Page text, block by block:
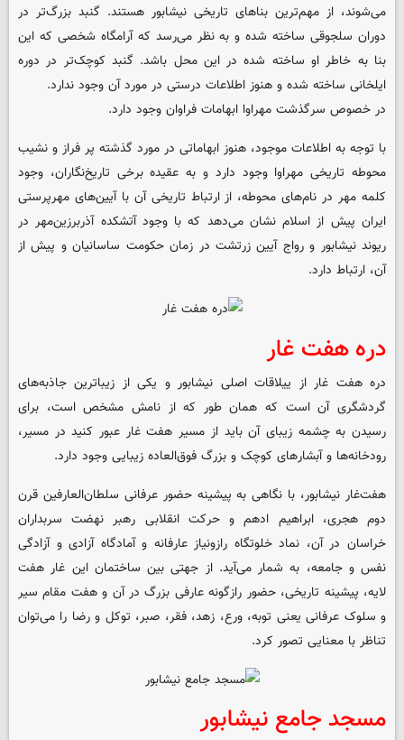
می‌شوند، از مهم‌ترین بناهای تاریخی نیشابور هستند. گنبد بزرگ‌تر در
دوران سلجوقی ساخته شده و به نظر می‌رسد که آرامگاه شخصی که این
بنا به خاطر او ساخته شده در این محل باشد. گنبد کوچک‌تر در دوره
ایلخانی ساخته شده و هنوز اطلاعات درستی در مورد آن وجود ندارد.
در خصوص سرگذشت مهراوا ابهامات فراوان وجود دارد.
با توجه به اطلاعات موجود، هنوز ابهاماتی در مورد گذشته پر فراز و نشیب
محوطه تاریخی مهراوا وجود دارد و به عقیده برخی تاریخ‌نگاران، وجود
کلمه مهر در نام‌های محوطه، از ارتباط تاریخی آن با آیین‌های مهرپرستی
ایران پیش از اسلام نشان می‌دهد که با وجود آتشکده آذربرزین‌مهر در
ریوند نیشابور و رواج آیین زرتشت در زمان حکومت ساسانیان و پیش از
آن، ارتباط دارد.
دره هفت غار
دره هفت غار از ییلاقات اصلی نیشابور و یکی از زیباترین جاذبه‌های
گردشگری آن است که همان طور که از نامش مشخص است، برای
رسیدن به چشمه زیبای آن باید از مسیر هفت غار عبور کنید در مسیر،
رودخانه‌ها و آبشارهای کوچک و بزرگ فوق‌العاده زیبایی وجود دارد.
هفت‌غار نیشابور، با نگاهی به پیشینه حضور عرفانی سلطان‌العارفین قرن
دوم هجری، ابراهیم ادهم و حرکت انقلابی رهبر نهضت سربداران
خراسان در آن، نماد خلوتگاه رازونیاز عارفانه و آمادگاه آزادی و آزادگی
نفس و جامعه، به شمار می‌آید. از جهتی بین ساختمان این غار هفت
لایه، پیشینه تاریخی، حضور رازگونه عارفی بزرگ در آن و هفت مقام سیر
و سلوک عرفانی یعنی توبه، ورع، زهد، فقر، صبر، توکل و رضا را می‌توان
تناظر با معنایی تصور کرد.
مسجد جامع نیشابور